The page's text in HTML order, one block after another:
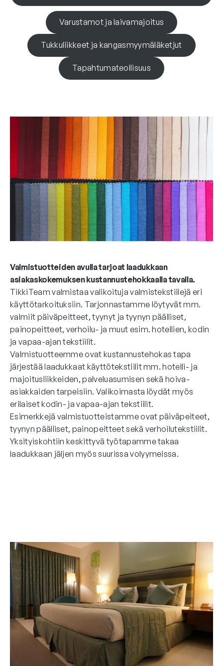
Varustamot ja laivamajoitus
Tukkuliikkeet ja kangasmyymäläketjut
Tapahtumateollisuus
Valmistuotteiden avulla tarjoat laadukkaan
asiakaskokemuksen kustannustehokkaalla tavalla.
TikkiTeam valmistaa valikoituja valmistekstiilejä eri
käyttötarkoituksiin. Tarjonnastamme löytyvät mm.
valmiit päiväpeitteet, tyynyt ja tyynyn päälliset,
painopeitteet, verhoilu- ja muut esim. hotellien, kodin
ja vapaa-ajan tekstiilit.
Valmistuotteemme ovat kustannustehokas tapa
järjestää laadukkaat käyttötekstiilit mm. hotelli- ja
majoitusliikkeiden, palveluasumisen sekä hoiva-
asiakkaiden tarpeisiin. Valikoimasta löydät myös
erilaiset kodin- ja vapaa-ajan tekstiilit.
Esimerkkejä valmistuotteistamme ovat päiväpeiteet,
tyynyn päälliset, painopeitteet sekä verhoilutekstiilit.
Yksityiskohtiin keskittyvä työtapamme takaa
laadukkaan jäljen myös suurissa volyymeissa.